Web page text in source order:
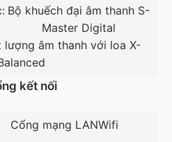
minh hoạ sản phẩm
, tổng công suất 20W
sống động.
Bộ khuếch đại âm thanh S-
Master Digital
lượng âm thanh với loa X-
kết nối
Cổng mạng LANWifi